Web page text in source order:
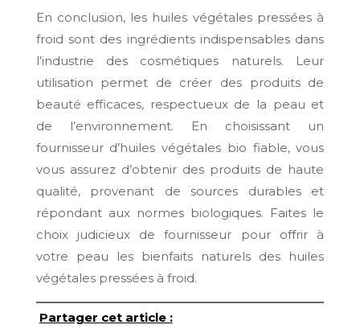
En conclusion, les huiles végétales pressées à
froid sont des ingrédients indispensables dans
l’industrie des cosmétiques naturels. Leur
utilisation permet de créer des produits de
beauté efficaces, respectueux de la peau et
de l’environnement. En choisissant un
fournisseur d’huiles végétales bio fiable, vous
vous assurez d’obtenir des produits de haute
qualité, provenant de sources durables et
répondant aux normes biologiques. Faites le
choix judicieux de fournisseur pour offrir à
votre peau les bienfaits naturels des huiles
végétales pressées à froid.
Partager cet article :